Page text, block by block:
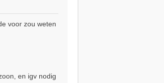
voor zou weten
en igv nodig